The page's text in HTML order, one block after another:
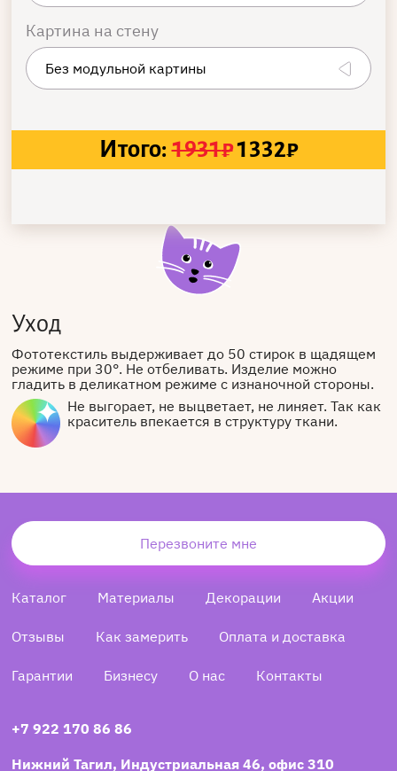
Картина на стену
Итого: 1931₽1332₽
Уход
Фототекстиль выдерживает до 50 стирок в щадящем
режиме при 30°. Не отбеливать. Изделие можно
гладить в деликатном режиме с изнаночной стороны.
Не выгорает, не выцветает, не линяет. Так как
краситель впекается в структуру ткани.
Перезвоните мне
Каталог Материалы Декорации Акции
Отзывы Как замерить Оплата и доставка
Гарантии Бизнесу О нас Контакты
+7 922 170 86 86
Нижний Тагил, Индустриальная 46, офис 310